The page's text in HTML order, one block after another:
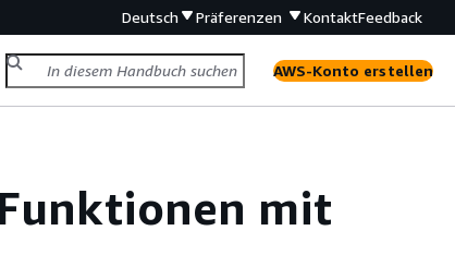
Deutsch Präferenzen KontaktFeedback
AWS-Konto erstellen
mit